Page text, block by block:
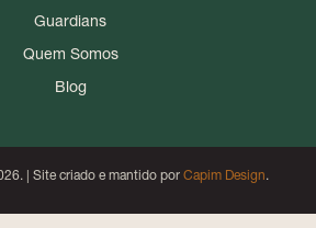
Guardians
Quem Somos
Blog
| Site criado e mantido por Capim Design.